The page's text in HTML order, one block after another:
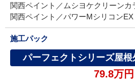
関西ペイント／ムシヨケクリーン
関西ペイント／パワーMシリコン
施工パック
パーフェクトシリーズ屋
79.8万円